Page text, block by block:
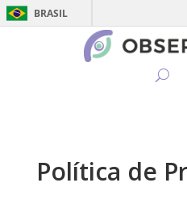
BRASIL
Política de